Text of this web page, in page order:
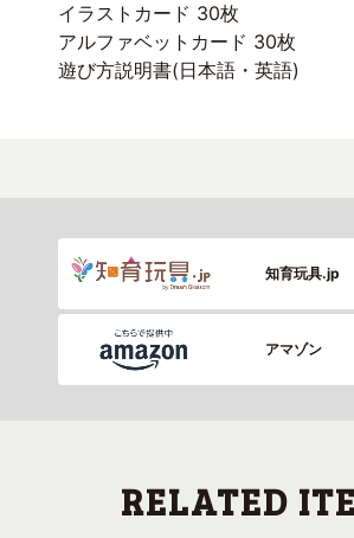
イラストカード 30枚
アルファベットカード 30枚
遊び方説明書(日本語・英語)
知育玩具.jp
アマゾン